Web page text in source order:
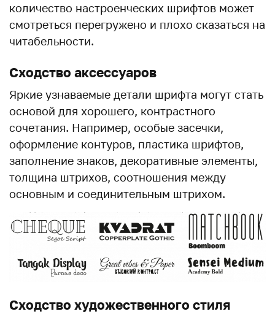
количество настроенческих шрифтов может
смотреться перегружено и плохо сказаться на
читабельности.
Сходство аксессуаров
Яркие узнаваемые детали шрифта могут стать
основой для хорошего, контрастного
сочетания. Например, особые засечки,
оформление контуров, пластика шрифтов,
заполнение знаков, декоративные элементы,
толщина штрихов, соотношения между
основным и соединительным штрихом.
Сходство художественного стиля